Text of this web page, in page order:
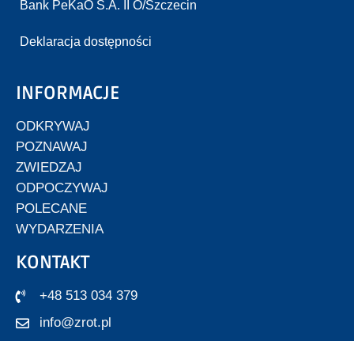
Bank PeKaO S.A. II O/Szczecin
Deklaracja dostępności
INFORMACJE
ODKRYWAJ
POZNAWAJ
ZWIEDZAJ
ODPOCZYWAJ
POLECANE
WYDARZENIA
KONTAKT
+48 513 034 379
info@zrot.pl